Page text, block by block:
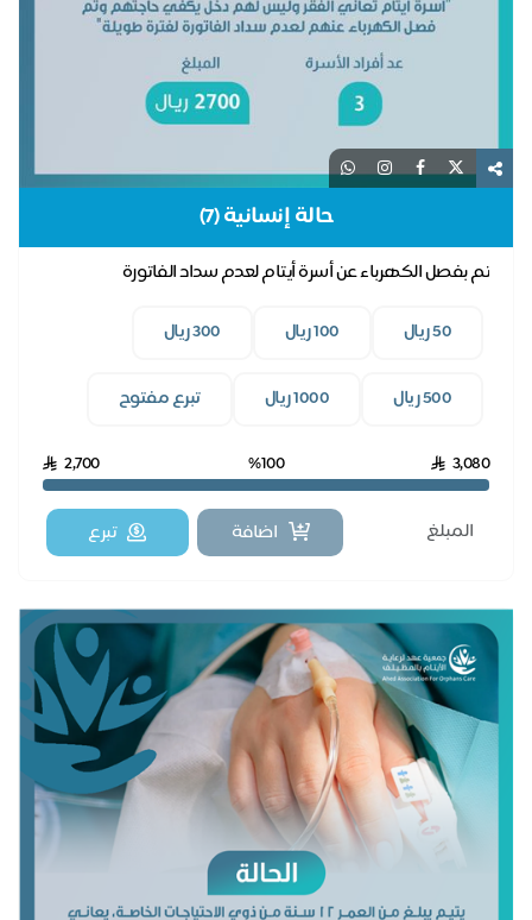
حالة إنسانية (7)
تم بفصل الكهرباء عن أسرة أيتام لعدم سداد الفاتورة
1000 ريال تبرع مفتوح
3,080
%100
2,700
اضافة تبرع